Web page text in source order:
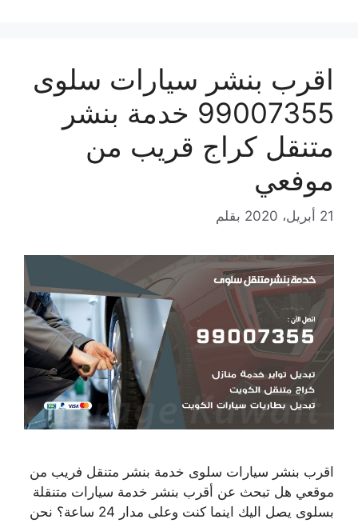
اقرب بنشر سيارات سلوى
99007355 خدمة بنشر
متنقل كراج قريب من
موفعي
21 أبريل، 2020 بقلم
اقرب بنشر سيارات سلوى خدمة بنشر متنقل فريب من
موقعي هل تبحث عن أقرب بنشر خدمة سيارات متنقلة
بسلوى يصل اليك اينما كنت وعلى مدار 24 ساعة؟ نحن